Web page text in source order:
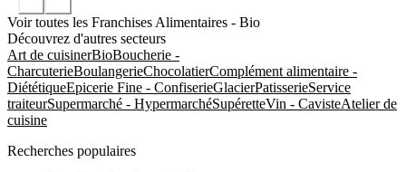
Voir toutes les Franchises Alimentaires - Bio
Découvrez d'autres secteurs
Art de cuisinerBioBoucherie -
CharcuterieBoulangerieChocolatierComplément alimentaire -
DiététiqueEpicerie Fine - ConfiserieGlacierPatisserieService
traiteurSupermarché - HypermarchéSupéretteVin - CavisteAtelier de
cuisine
Recherches populaires